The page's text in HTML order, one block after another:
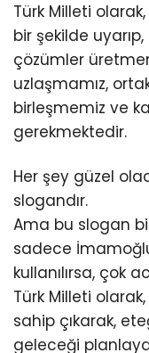
Türk Milleti
bir şekilde
çözümler
uzlaşmamız,
birleşmemiz ve
gerekmektedir.
Her şey güzel
slogandır.
Ama bu slogan
sadece
kullanılırsa, çok
Türk Milleti
sahip çıkarak,
geleceği